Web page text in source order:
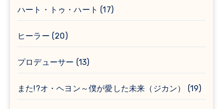
ハート・トゥ・ハート (17)
ヒーラー (20)
プロデューサー (13)
また!?オ・ヘヨン～僕が愛した未来（ジカン） (19)